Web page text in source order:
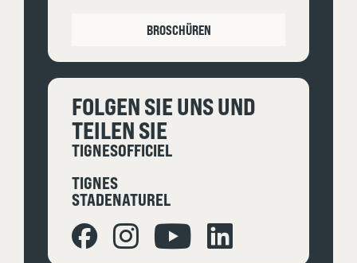
BROSCHÜREN
FOLGEN SIE UNS UND
TEILEN SIE
TIGNESOFFICIEL
TIGNES
STADENATUREL